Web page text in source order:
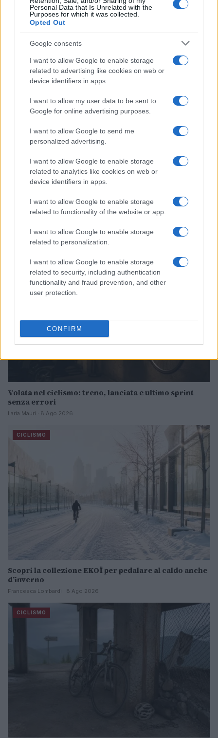
Personal Data that Is Unrelated with the
Purposes for which it was collected.
Opted Out
Google consents
I want to allow Google to enable storage
related to advertising like cookies on web or
device identifiers in apps.
I want to allow my user data to be sent to
Google for online advertising purposes.
I want to allow Google to send me
personalized advertising.
I want to allow Google to enable storage
related to analytics like cookies on web or
device identifiers in apps.
I want to allow Google to enable storage
related to functionality of the website or app.
I want to allow Google to enable storage
related to personalization.
I want to allow Google to enable storage
related to security, including authentication
functionality and fraud prevention, and other
user protection.
CONFIRM
Continua a leggere
Volata nel ciclismo: treno, lanciata e ultimo sprint
senza errori
Ilaria Mauri · 8 Ago 2026
CICLISMO
Scopri la collezione EKOÏ per pedalare al caldo anche
d’inverno
Francesca Lombardi · 8 Ago 2026
CICLISMO